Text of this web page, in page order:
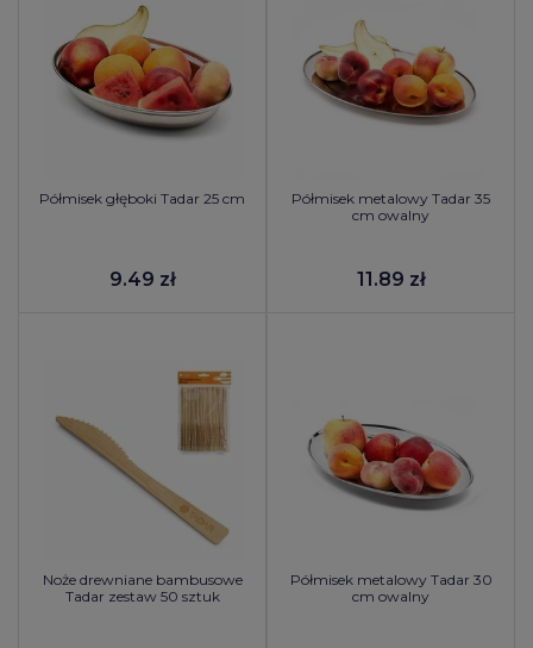
Półmisek głęboki Tadar 25 cm
9.49 zł
Półmisek metalowy Tadar 35
cm owalny
11.89 zł
Noże drewniane bambusowe
Tadar zestaw 50 sztuk
Półmisek metalowy Tadar 30
cm owalny